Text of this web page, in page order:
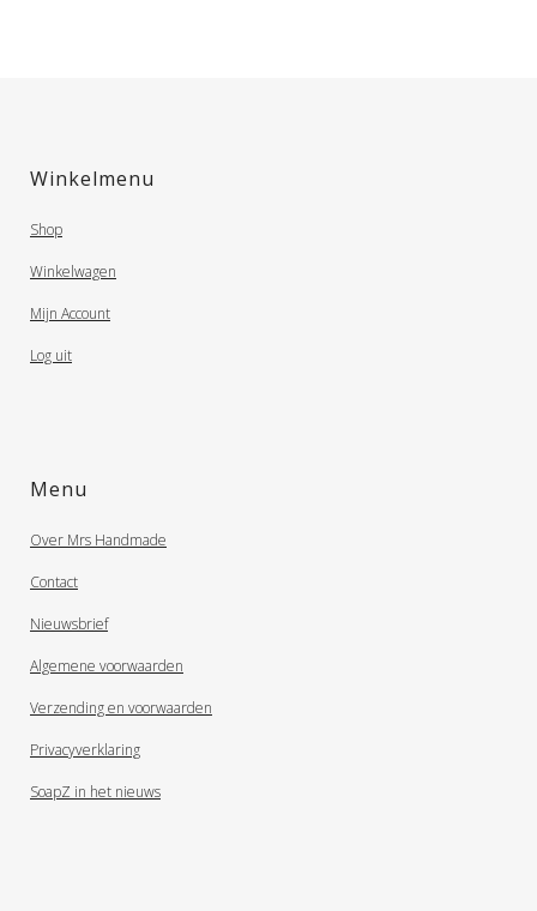
Winkelmenu
Shop
Winkelwagen
Mijn Account
Log uit
Menu
Over Mrs Handmade
Contact
Nieuwsbrief
Algemene voorwaarden
Verzending en voorwaarden
Privacyverklaring
SoapZ in het nieuws